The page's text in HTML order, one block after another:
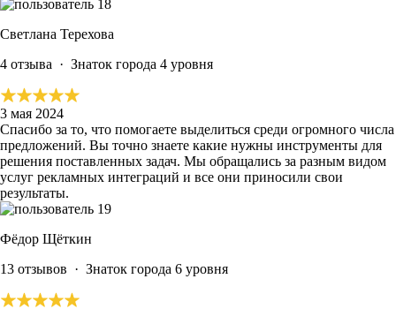
Светлана Терехова
4 отзыва · Знаток города 4 уровня
3 мая 2024
Спасибо за то, что помогаете выделиться среди огромного числа
предложений. Вы точно знаете какие нужны инструменты для
решения поставленных задач. Мы обращались за разным видом
услуг рекламных интеграций и все они приносили свои
результаты.
Фёдор Щёткин
13 отзывов · Знаток города 6 уровня